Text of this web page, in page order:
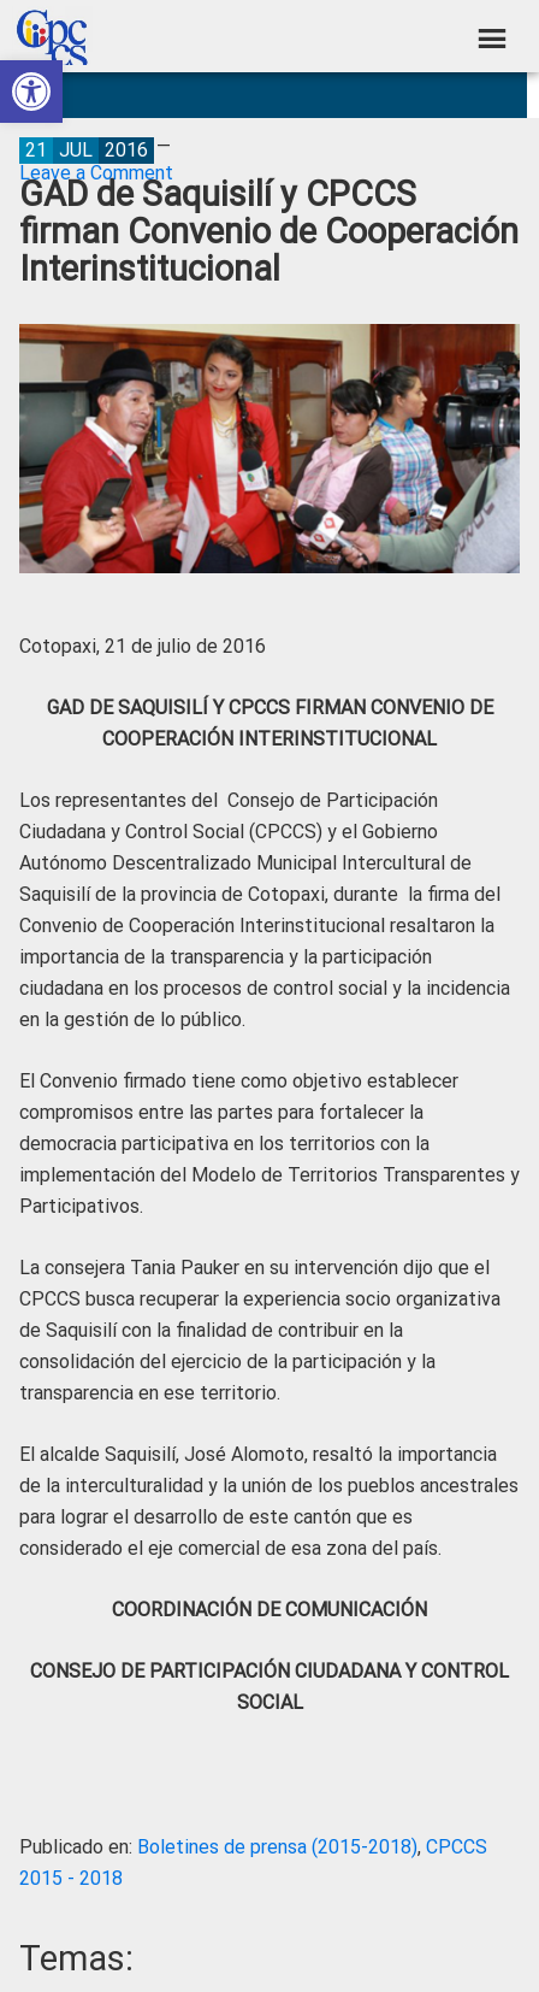
Abrir barra de herramientas
Skip
to
primary
navigation
Skip
to
main
content
Skip
to
primary
sidebar
Skip
to
footer
Consejo
de
Participación
Ciudadana
Control
Social
Construyendo
Poder
Ciudadano
GAD de Saquisilí y CPCCS
firman Convenio de Cooperación
Interinstitucional
21 JUL 2016
Leave a Comment
Cotopaxi, 21 de julio de 2016
GAD DE SAQUISILÍ Y CPCCS FIRMAN CONVENIO DE
COOPERACIÓN INTERINSTITUCIONAL
Los representantes del Consejo de Participación
Ciudadana y Control Social (CPCCS) y el Gobierno
Autónomo Descentralizado Municipal Intercultural de
Saquisilí de la provincia de Cotopaxi, durante la firma del
Convenio de Cooperación Interinstitucional resaltaron la
importancia de la transparencia y la participación
ciudadana en los procesos de control social y la incidencia
en la gestión de lo público.
El Convenio firmado tiene como objetivo establecer
compromisos entre las partes para fortalecer la
democracia participativa en los territorios con la
implementación del Modelo de Territorios Transparentes y
Participativos.
La consejera Tania Pauker en su intervención dijo que el
CPCCS busca recuperar la experiencia socio organizativa
de Saquisilí con la finalidad de contribuir en la
consolidación del ejercicio de la participación y la
transparencia en ese territorio.
El alcalde Saquisilí, José Alomoto, resaltó la importancia
de la interculturalidad y la unión de los pueblos ancestrales
para lograr el desarrollo de este cantón que es
considerado el eje comercial de esa zona del país.
COORDINACIÓN DE COMUNICACIÓN
CONSEJO DE PARTICIPACIÓN CIUDADANA Y CONTROL
SOCIAL
Publicado en: Boletines de prensa (2015-2018), CPCCS
2015 - 2018
Temas: